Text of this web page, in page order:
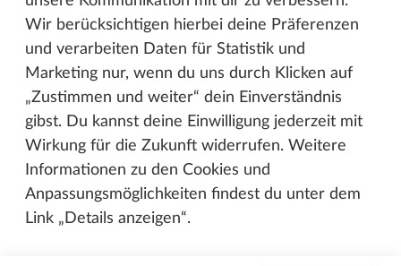
Wir berücksichtigen hierbei deine Präferenzen
und verarbeiten Daten für Statistik und
Marketing nur, wenn du uns durch Klicken auf
„Zustimmen und weiter“ dein Einverständnis
gibst. Du kannst deine Einwilligung jederzeit mit
Wirkung für die Zukunft widerrufen. Weitere
Informationen zu den Cookies und
Anpassungsmöglichkeiten findest du unter dem
Link „Details anzeigen“.
Zum Anfang der Seite
HOBBY AUF FACEBOOK
BEACHY AUF FACEBOOK
HOBBY AUF INSTAGRAM